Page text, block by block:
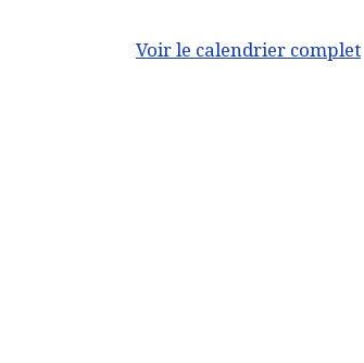
Voir le calendrier complet